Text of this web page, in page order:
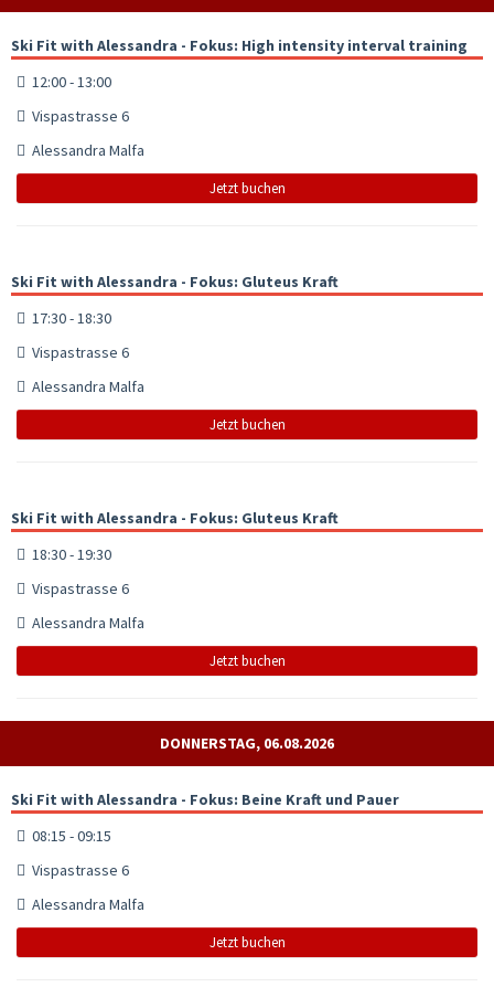
Ski Fit with Alessandra - Fokus: High intensity interval training
12:00 - 13:00
Vispastrasse 6
Alessandra Malfa
Jetzt buchen
Ski Fit with Alessandra - Fokus: Gluteus Kraft
17:30 - 18:30
Vispastrasse 6
Alessandra Malfa
Jetzt buchen
Ski Fit with Alessandra - Fokus: Gluteus Kraft
18:30 - 19:30
Vispastrasse 6
Alessandra Malfa
Jetzt buchen
DONNERSTAG, 06.08.2026
Ski Fit with Alessandra - Fokus: Beine Kraft und Pauer
08:15 - 09:15
Vispastrasse 6
Alessandra Malfa
Jetzt buchen